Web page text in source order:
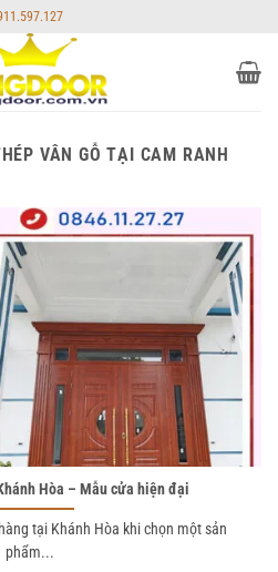
VÂN GỖ TẠI CAM RANH
Hòa – Mẫu cửa hiện đại
tại Khánh Hòa khi chọn một sản
phẩm...